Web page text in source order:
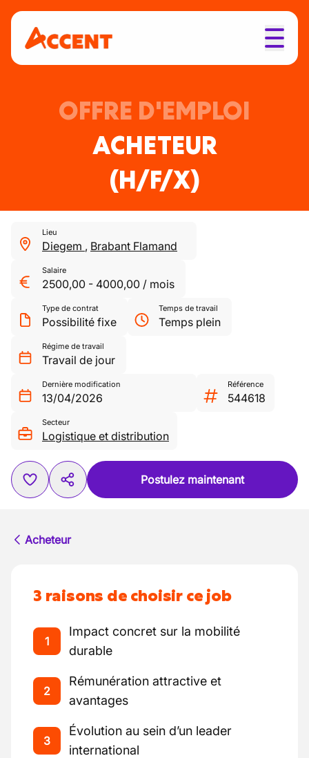
OFFRE D'EMPLOI
ACHETEUR
(H/F/X)
Lieu
Diegem , Brabant Flamand
Salaire
2500,00 - 4000,00 / mois
Type de contrat
Possibilité fixe
Temps de travail
Temps plein
Régime de travail
Travail de jour
Dernière modification
13/04/2026
Référence
544618
Secteur
Logistique et distribution
Postulez maintenant
Acheteur
3 raisons de choisir ce job
1
Impact concret sur la mobilité
durable
2
Rémunération attractive et
avantages
3
Évolution au sein d’un leader
international